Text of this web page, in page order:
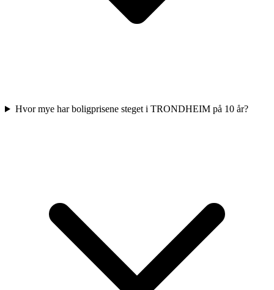
Hvor mye har boligprisene steget i TRONDHEIM på 10 år?